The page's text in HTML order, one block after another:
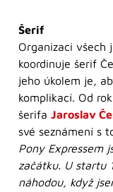
Šerif
Organizaci všech
koordinuje šerif
jeho úkolem je,
komplikací. Od
šerifa Jaroslav
své seznámení s
Pony Expressem
začátku. U startu
náhodou, když